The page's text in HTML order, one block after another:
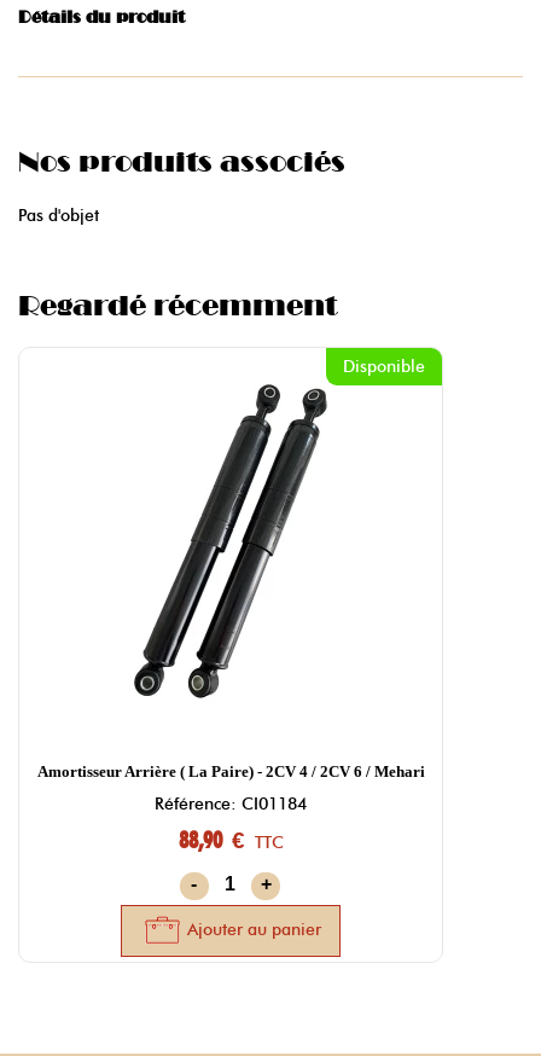
Détails du produit
Nos produits associés
Pas d'objet
Regardé récemment
Disponible
Amortisseur Arrière ( La Paire) - 2CV 4 / 2CV 6 / Mehari
Référence: CI01184
88,90 € TTC
-
+
Ajouter au panier